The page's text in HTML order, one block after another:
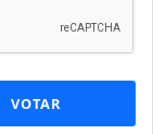
VOTAR